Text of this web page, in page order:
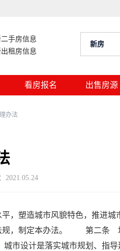
手房信息
租房信息
新房
看房报名 出售房源
办法
2021.05.24
塑造城市风貌特色，推进城
规，制定本办法。 第二条
设计是落实城市规划、指导